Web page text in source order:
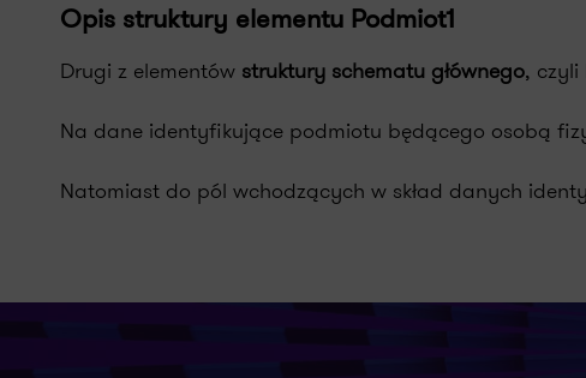
Opis struktury elementu Podmiot1
Drugi z elementów struktury schematu głównego, czyli
Na dane identyfikujące podmiotu będącego osobą
Natomiast do pól wchodzących w skład danych